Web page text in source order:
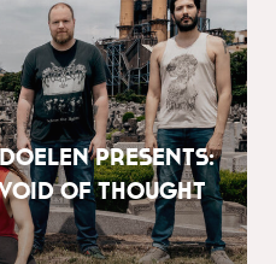
Doelen presents:
Of Thought